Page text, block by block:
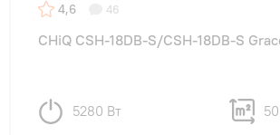
4,6 46
CHiQ CSH-18DB-S/CSH-18DB-S
5280 Вт